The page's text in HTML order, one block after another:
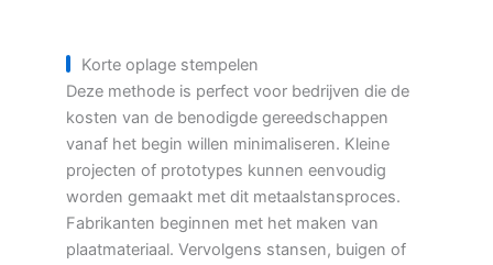
Korte oplage stempelen
Deze methode is perfect voor bedrijven die de
kosten van de benodigde gereedschappen
vanaf het begin willen minimaliseren. Kleine
projecten of prototypes kunnen eenvoudig
worden gemaakt met dit metaalstansproces.
Fabrikanten beginnen met het maken van
plaatmateriaal. Vervolgens stansen, buigen of